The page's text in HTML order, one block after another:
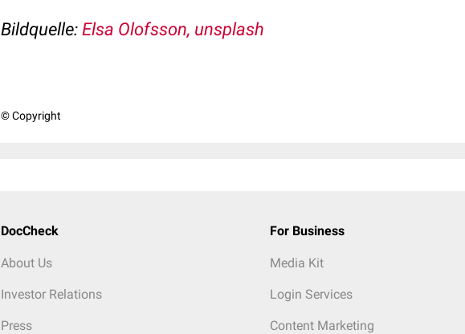
Bildquelle: Elsa Olofsson, unsplash
© Copyright
DocCheck
About Us
Investor Relations
Press
For Business
Media Kit
Login Services
Content Marketing